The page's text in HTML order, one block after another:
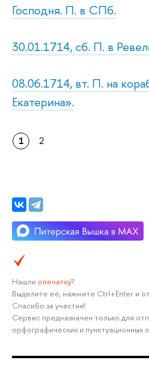
Господня. П. в СПб.
30.01.1714, сб. П. в
08.06.1714, вт. П. на
Екатерина».
1 2
Нашли опечатку?
Выделите её, нажмите Ctrl+Enter и
Спасибо за участие!
Сервис предназначен только для
орфографических и пунктуационных